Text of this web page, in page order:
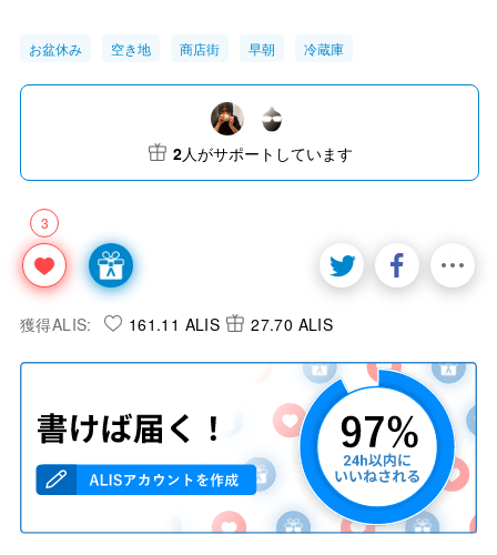
お盆休み 空き地 商店街 早朝 冷蔵庫
3
2人がサポートしています
獲得ALIS: 161.11 ALIS 27.70 ALIS